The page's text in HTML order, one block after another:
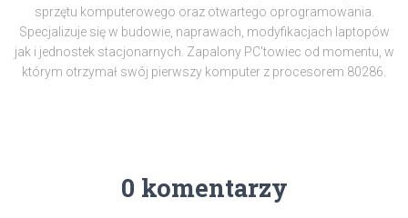
sprzętu komputerowego oraz otwartego oprogramowania.
Specjalizuje się w budowie, naprawach, modyfikacjach laptopów
jak i jednostek stacjonarnych. Zapalony PC'towiec od momentu, w
którym otrzymał swój pierwszy komputer z procesorem 80286.
0 komentarzy